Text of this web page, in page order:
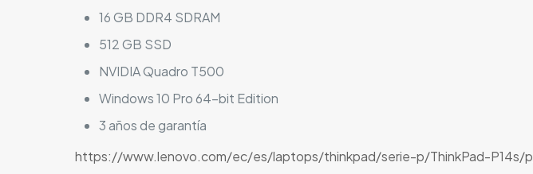
16 GB DDR4 SDRAM
512 GB SSD
NVIDIA Quadro T500
Windows 10 Pro 64-bit Edition
3 años de garantía
https://www.lenovo.com/ec/es/laptops/thinkpad/serie-p/ThinkPad-P14s/